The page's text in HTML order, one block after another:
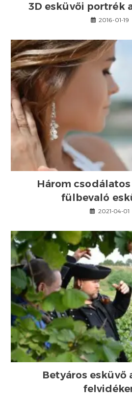
3D esküvői portrék
2016-01-19
Három
fülbevaló
2021-04-01
Betyáros esküvő